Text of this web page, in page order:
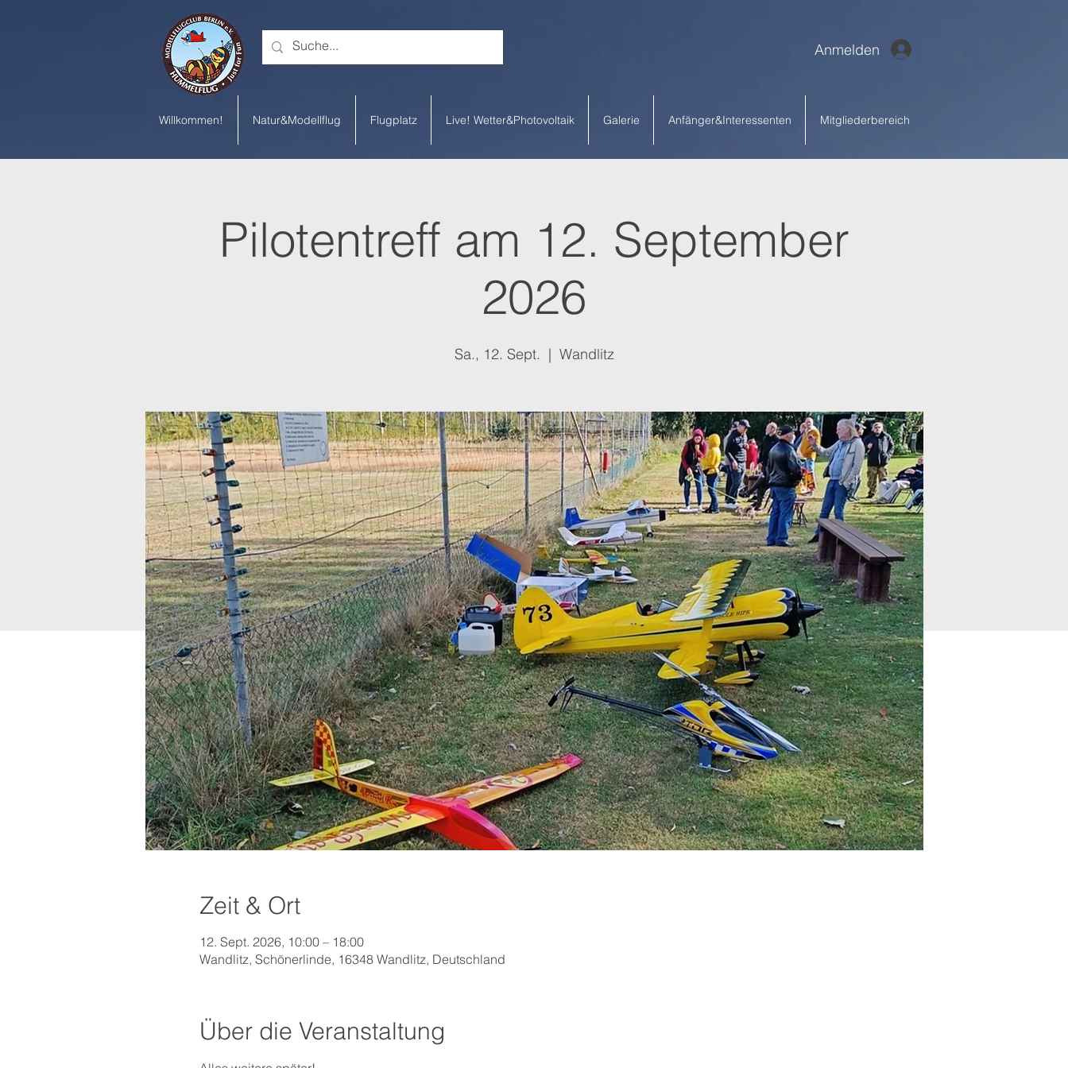
Willkommen! Natur&Modellflug Flugplatz Live! Wetter&Photovoltaik Galerie Anfänger&Interessenten Mitgliederbereich
Pilotentreff am 12. September
2026
Sa., 12. Sept.
  |
Wandlitz
Zeit & Ort
12. Sept. 2026, 10:00 – 18:00
Wandlitz, Schönerlinde, 16348 Wandlitz, Deutschland
Über die Veranstaltung
Anmelden